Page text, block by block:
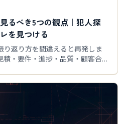
るべき5つの観点｜犯人探
を見つける
り返り方を間違えると再発しま
積・要件・進捗・品質・顧客合